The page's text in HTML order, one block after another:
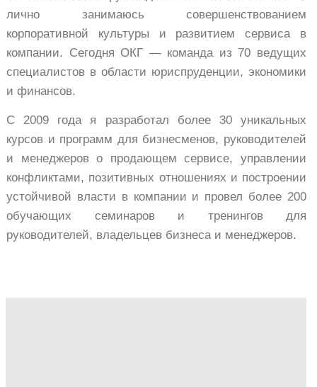
лично занимаюсь совершенствованием
корпоративной культуры и развитием сервиса в
компании. Сегодня ОКГ — команда из 70 ведущих
специалистов в области юриспруденции, экономики
и финансов.
С 2009 года я разработал более 30 уникальных
курсов и программ для бизнесменов, руководителей
и менеджеров о продающем сервисе, управлении
конфликтами, позитивных отношениях и построении
устойчивой власти в компании и провел более 200
обучающих семинаров и тренингов для
руководителей, владельцев бизнеса и менеджеров.